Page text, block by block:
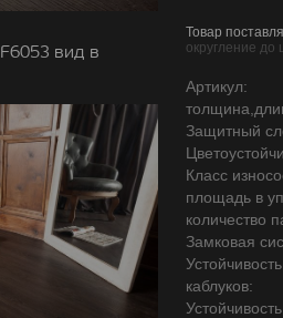
вид в
Товар
округление до
Артикул:
Защитный
Класс
площадь в
количество
Замковая
каблуков: